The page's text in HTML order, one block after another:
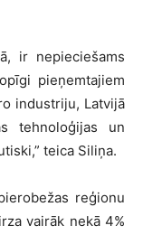
ir nepieciešams
pieņemtajiem
industriju, Latvijā
tehnoloģijas un
teica Siliņa.
reģionu
vairāk nekā 4%